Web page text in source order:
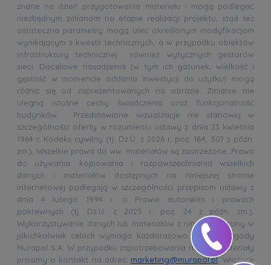
znane na dzień przygotowania materiału i mogą podlegać
niezbędnym zmianom na etapie realizacji projektu, stąd też
ostateczna parametry mogą ulec określonym modyfikacjom
wynikającym z kwestii technicznych, a w przypadku obiektów
infrastruktury technicznej również wytycznych gestorów
sieci. Docelowe nasadzenia (w tym ich gatunek, wielkość i
gęstość w momencie oddania inwestycji do użytku) mogą
różnić się od zaprezentowanych na obrazie. Zmianie nie
ulegną istotne cechy świadczenia oraz funkcjonalność
budynków. Przedstawione wizualizacje nie stanowią w
szczególności oferty w rozumieniu ustawy z dnia 23 kwietnia
1964 r. Kodeks cywilny (tj. Dz.U. z 2026 r. poz. 184, 507 z późn.
zm.). Wszelkie prawa do ww. materiałów są zastrzeżone. Prawa
do używania, kopiowania i rozpowszechniania wszelkich
danych i materiałów dostępnych na niniejszej stronie
internetowej podlegają w szczególności przepisom ustawy z
dnia 4 lutego 1994 r. o Prawie autorskim i prawach
pokrewnych (tj. Dz.U. z 2025 r. poz. 24 z późn. zm.).
Wykorzystywanie danych lub materiałów z niniejszej strony w
jakichkolwiek celach wymaga każdorazowo pisemnej zgody
Murapol S.A. W przypadku zapotrzebowania na ww. materiały
prosimy o kontakt na adres: marketing@murapol.pl. Wiążące